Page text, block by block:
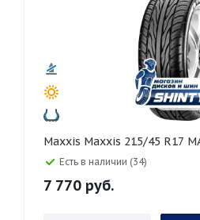
Maxxis Maxxis 215/45
Есть в наличии (34)
7 770 руб.